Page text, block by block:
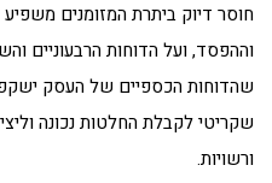
חוסר דיוק ביתרת המזומנים משפיע
וההפסד, ועל הדוחות הרבעוניים
שהדוחות הכספיים של העסק
שקריטי לקבלת החלטות נכונה
ורשויות.